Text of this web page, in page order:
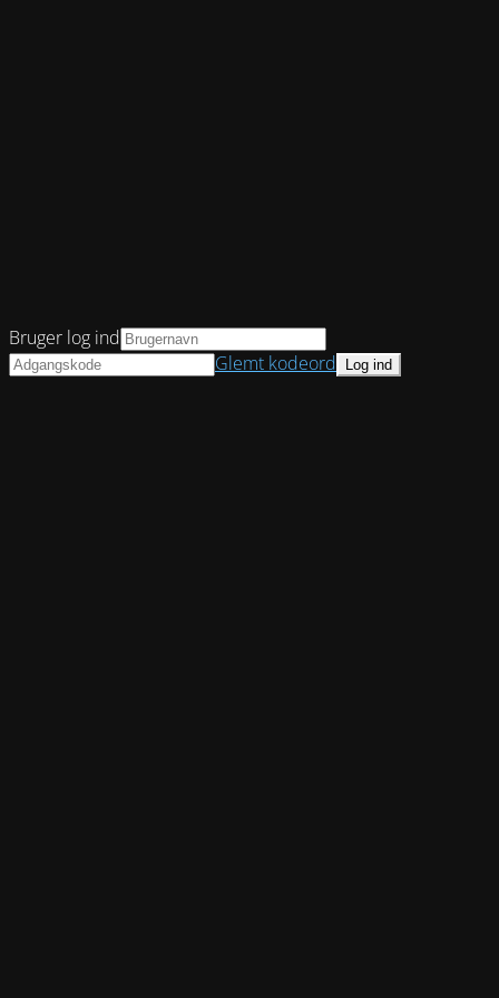
Bruger log ind
Glemt kodeord